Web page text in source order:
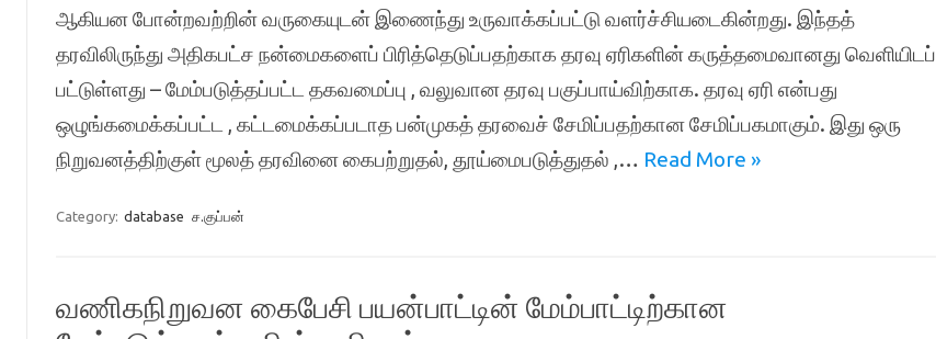
ஆகியன போன்றவற்றின் வருகையுடன் இணைந்து உருவாக்கப்பட்டு வளர்ச்சியடைகின்றது. இந்தத்
தரவிலிருந்து அதிகபட்ச நன்மைகளைப் பிரித்தெடுப்பதற்காக தரவு ஏரிகளின் கருத்தமைவானது வெளியிடப்
பட்டுள்ளது – மேம்படுத்தப்பட்ட தகவமைப்பு , வலுவான தரவு பகுப்பாய்விற்காக. தரவு ஏரி என்பது
ஒழுங்கமைக்கப்பட்ட , கட்டமைக்கப்படாத பன்முகத் தரவைச் சேமிப்பதற்கான சேமிப்பகமாகும். இது ஒரு
நிறுவனத்திற்குள் மூலத் தரவினை கைபற்றுதல், தூய்மைபடுத்துதல் ,… Read More »
Category: database ச.குப்பன்
வணிகநிறுவன கைபேசி பயன்பாட்டின் மேம்பாட்டிற்கான